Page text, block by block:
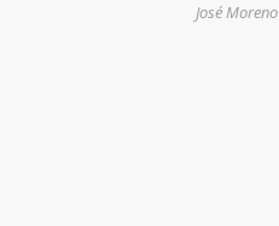
José